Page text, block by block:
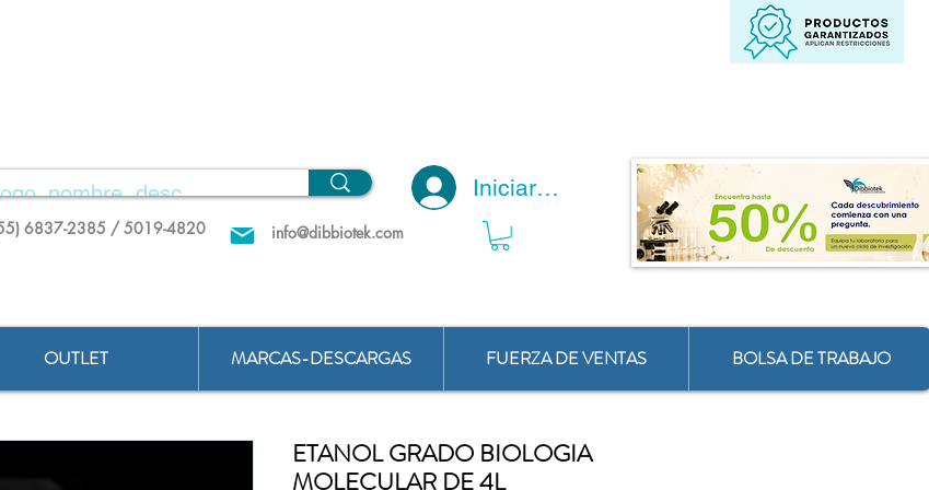
Iniciar Sesión
6837-2385 / 5019-4820 info@dibbiotek.com
OUTLET MARCAS-DESCARGAS FUERZA DE VENTAS BOLSA DE TRABAJO
ETANOL GRADO BIOLOGIA
MOLECULAR DE 4L